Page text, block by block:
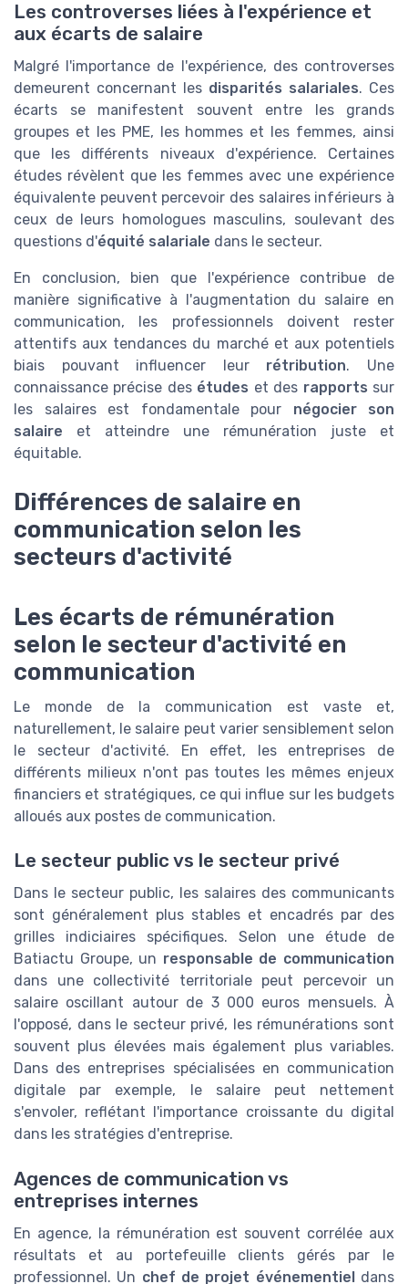
Les controverses liées à l'expérience et
aux écarts de salaire
Malgré l'importance de l'expérience, des controverses
demeurent concernant les disparités salariales. Ces
écarts se manifestent souvent entre les grands
groupes et les PME, les hommes et les femmes, ainsi
que les différents niveaux d'expérience. Certaines
études révèlent que les femmes avec une expérience
équivalente peuvent percevoir des salaires inférieurs à
ceux de leurs homologues masculins, soulevant des
questions d'équité salariale dans le secteur.
En conclusion, bien que l'expérience contribue de
manière significative à l'augmentation du salaire en
communication, les professionnels doivent rester
attentifs aux tendances du marché et aux potentiels
biais pouvant influencer leur rétribution. Une
connaissance précise des études et des rapports sur
les salaires est fondamentale pour négocier son
salaire et atteindre une rémunération juste et
équitable.
Différences de salaire en
communication selon les
secteurs d'activité
Les écarts de rémunération
selon le secteur d'activité en
communication
Le monde de la communication est vaste et,
naturellement, le salaire peut varier sensiblement selon
le secteur d'activité. En effet, les entreprises de
différents milieux n'ont pas toutes les mêmes enjeux
financiers et stratégiques, ce qui influe sur les budgets
alloués aux postes de communication.
Le secteur public vs le secteur privé
Dans le secteur public, les salaires des communicants
sont généralement plus stables et encadrés par des
grilles indiciaires spécifiques. Selon une étude de
Batiactu Groupe, un responsable de communication
dans une collectivité territoriale peut percevoir un
salaire oscillant autour de 3 000 euros mensuels. À
l'opposé, dans le secteur privé, les rémunérations sont
souvent plus élevées mais également plus variables.
Dans des entreprises spécialisées en communication
digitale par exemple, le salaire peut nettement
s'envoler, reflétant l'importance croissante du digital
dans les stratégies d'entreprise.
Agences de communication vs
entreprises internes
En agence, la rémunération est souvent corrélée aux
résultats et au portefeuille clients gérés par le
professionnel. Un chef de projet événementieldans